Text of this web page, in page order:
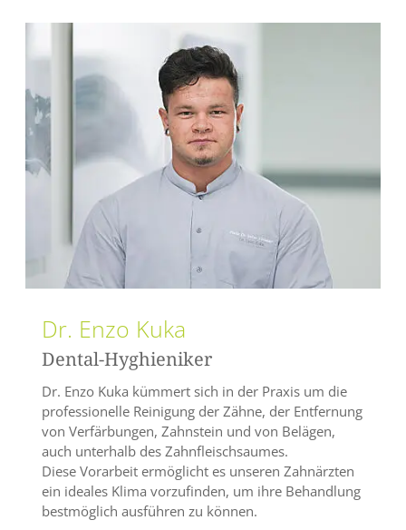
Dr. Enzo Kuka
Dental-Hyghieniker
Dr. Enzo Kuka kümmert sich in der Praxis um die
professionelle Reinigung der Zähne, der Entfernung
von Verfärbungen, Zahnstein und von Belägen,
auch unterhalb des Zahnfleischsaumes.
Diese Vorarbeit ermöglicht es unseren Zahnärzten
ein ideales Klima vorzufinden, um ihre Behandlung
bestmöglich ausführen zu können.